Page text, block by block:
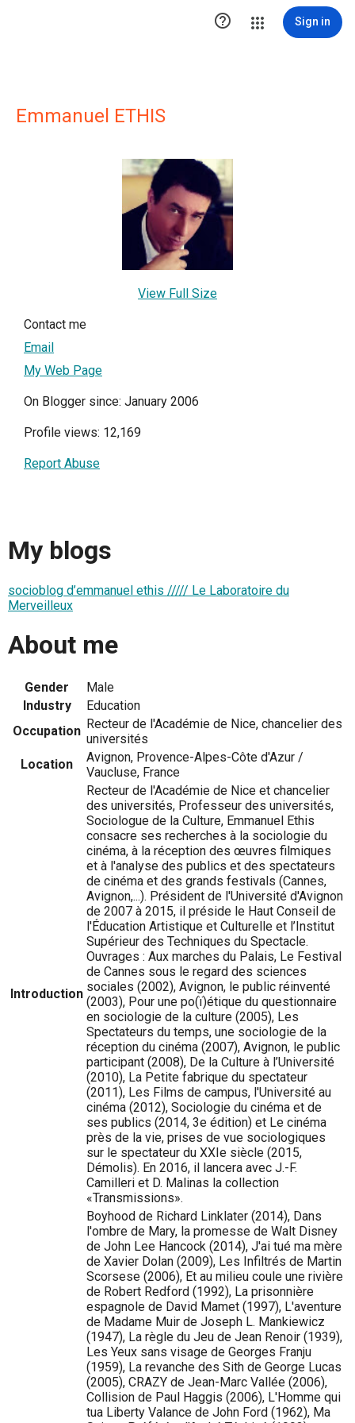
 Sign in
Emmanuel ETHIS
View Full Size
Contact me
Email
My Web Page
On Blogger since: January 2006
Profile views: 12,169
Report Abuse
My blogs
socioblog d’emmanuel ethis ///// Le Laboratoire du
Merveilleux
About me
Gender
Male
Industry
Education
Occupation Recteur de l'Académie de Nice, chancelier des
universités
Location
Avignon, Provence-Alpes-Côte d'Azur /
Vaucluse, France
Introduction
Recteur de l'Académie de Nice et chancelier
des universités, Professeur des universités,
Sociologue de la Culture, Emmanuel Ethis
consacre ses recherches à la sociologie du
cinéma, à la réception des œuvres filmiques
et à l'analyse des publics et des spectateurs
de cinéma et des grands festivals (Cannes,
Avignon,...). Président de l'Université d'Avignon
de 2007 à 2015, il préside le Haut Conseil de
l'Éducation Artistique et Culturelle et l’Institut
Supérieur des Techniques du Spectacle.
Ouvrages : Aux marches du Palais, Le Festival
de Cannes sous le regard des sciences
sociales (2002), Avignon, le public réinventé
(2003), Pour une po(ï)étique du questionnaire
en sociologie de la culture (2005), Les
Spectateurs du temps, une sociologie de la
réception du cinéma (2007), Avignon, le public
participant (2008), De la Culture à l’Université
(2010), La Petite fabrique du spectateur
(2011), Les Films de campus, l'Université au
cinéma (2012), Sociologie du cinéma et de
ses publics (2014, 3e édition) et Le cinéma
près de la vie, prises de vue sociologiques
sur le spectateur du XXIe siècle (2015,
Démolis). En 2016, il lancera avec J.-F.
Camilleri et D. Malinas la collection
«Transmissions».
Boyhood de Richard Linklater (2014), Dans
l'ombre de Mary, la promesse de Walt Disney
de John Lee Hancock (2014), J'ai tué ma mère
de Xavier Dolan (2009), Les Infiltrés de Martin
Scorsese (2006), Et au milieu coule une rivière
de Robert Redford (1992), La prisonnière
espagnole de David Mamet (1997), L'aventure
de Madame Muir de Joseph L. Mankiewicz
(1947), La règle du Jeu de Jean Renoir (1939),
Les Yeux sans visage de Georges Franju
(1959), La revanche des Sith de George Lucas
(2005), CRAZY de Jean-Marc Vallée (2006),
Collision de Paul Haggis (2006), L'Homme qui
tua Liberty Valance de John Ford (1962), Ma